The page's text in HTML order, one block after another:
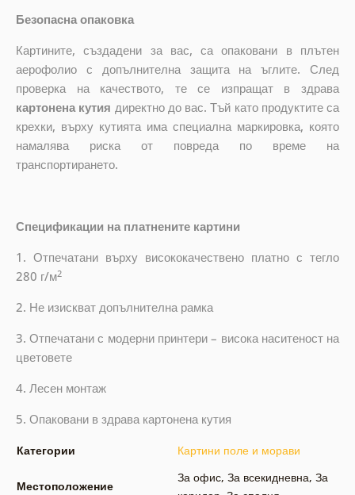
Безопасна опаковка
Картините, създадени за вас, са опаковани в плътен
аерофолио с допълнителна защита на ъглите. След
проверка на качеството, те се изпращат в здрава
картонена кутия директно до вас. Тъй като продуктите са
крехки, върху кутията има специална маркировка, която
намалява риска от повреда по време на
транспортирането.
Спецификации на платнените картини
1. Отпечатани върху висококачествено платно с тегло
280 г/м2
2. Не изискват допълнителна рамка
3. Отпечатани с модерни принтери – висока наситеност на
цветовете
4. Лесен монтаж
5. Опаковани в здрава картонена кутия
Категории Картини поле и морави
Местоположение
За офис, За всекидневна, За